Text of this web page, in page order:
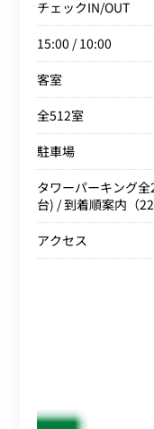
チェックIN/OUT
15:00 / 10:00
客室
全512室
駐車場
タワーパーキング
台) / 到着順案内（
アクセス